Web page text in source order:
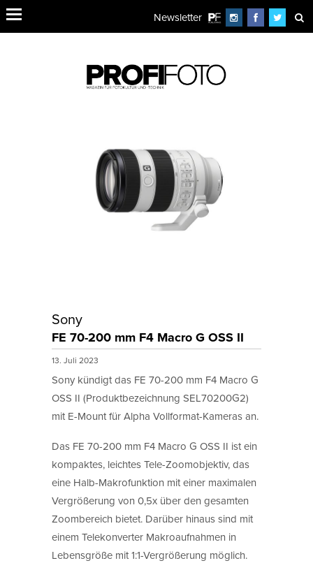
Newsletter
Sony
FE 70-200 mm F4 Macro G OSS II
13. Juli 2023
Sony kündigt das FE 70-200 mm F4 Macro G
OSS II (Produktbezeichnung SEL70200G2)
mit E-Mount für Alpha Vollformat-Kameras an.
Das FE 70-200 mm F4 Macro G OSS II ist ein
kompaktes, leichtes Tele-Zoomobjektiv, das
eine Halb-Makrofunktion mit einer maximalen
Vergrößerung von 0,5x über den gesamten
Zoombereich bietet. Darüber hinaus sind mit
einem Telekonverter Makroaufnahmen in
Lebensgröße mit 1:1-Vergrößerung möglich.